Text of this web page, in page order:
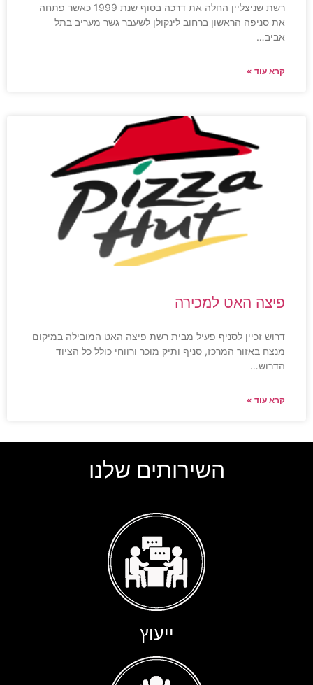
רשת שניצליין החלה את דרכה בסוף שנת 1999 כאשר פתחה
את סניפה הראשון ברחוב לינקולן לשעבר גשר מעריב בתל
אביב…
קרא עוד »
פיצה האט למכירה
דרוש זכיין לסניף פעיל מבית רשת פיצה האט המובילה במיקום
מנצח באזור המרכז, סניף ותיק מוכר ורווחי כולל כל הציוד
הדרוש…
קרא עוד »
השירותים שלנו
ייעוץ